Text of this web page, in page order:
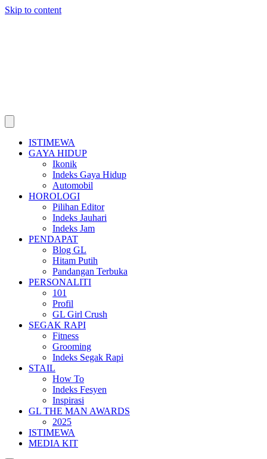
Skip to content
ISTIMEWA
GAYA HIDUP
Ikonik
Indeks Gaya Hidup
Automobil
HOROLOGI
Pilihan Editor
Indeks Jauhari
Indeks Jam
PENDAPAT
Blog GL
Hitam Putih
Pandangan Terbuka
PERSONALITI
101
Profil
GL Girl Crush
SEGAK RAPI
Fitness
Grooming
Indeks Segak Rapi
STAIL
How To
Indeks Fesyen
Inspirasi
GL THE MAN AWARDS
2025
ISTIMEWA
MEDIA KIT